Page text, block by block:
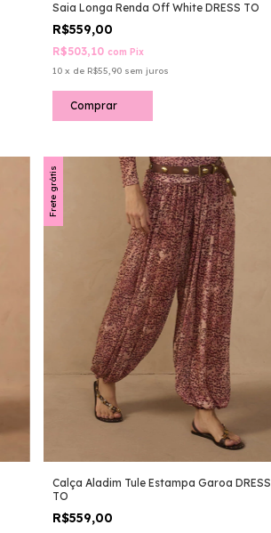
Saia Longa Renda Off White DRESS TO
R$559,00
R$503,10 com Pix
10 x de R$55,90 sem juros
Comprar
Frete grátis
Calça Aladim Tule Estampa Garoa DRESS
TO
R$559,00